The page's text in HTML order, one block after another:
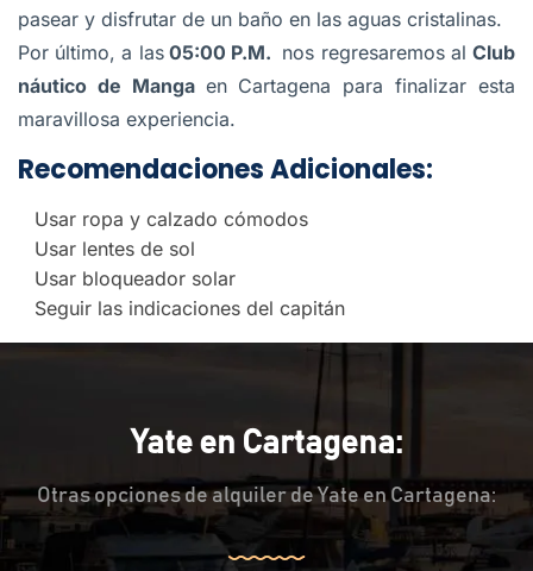
pasear y disfrutar de un baño en las aguas cristalinas.
Por último, a las05:00 P.M. nos regresaremos alClub
náutico de Manga en Cartagena para finalizar esta
maravillosa experiencia.
Recomendaciones Adicionales:
Usar ropa y calzado cómodos
Usar lentes de sol
Usar bloqueador solar
Seguir las indicaciones del capitán
Yate en Cartagena:
Otras opciones de alquiler de Yate en Cartagena: